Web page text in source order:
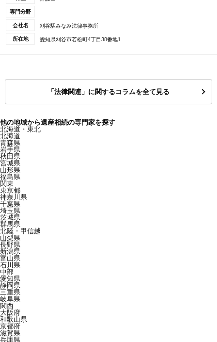
専門分野
会社名 刈谷駅みなみ法律事務所
所在地 愛知県刈谷市若松町4丁目38番地1
「法律関連」に関するコラムを全て見る
他の地域から遺産相続の専門家を探す
北海道・東北
北海道
青森県
岩手県
秋田県
宮城県
山形県
福島県
関東
東京都
神奈川県
千葉県
埼玉県
茨城県
群馬県
北陸・甲信越
山梨県
長野県
新潟県
富山県
石川県
中部
愛知県
静岡県
三重県
岐阜県
関西
大阪府
和歌山県
京都府
滋賀県
兵庫県